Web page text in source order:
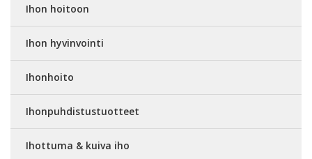
Ihon hoitoon
Ihon hyvinvointi
Ihonhoito
Ihonpuhdistustuotteet
Ihottuma & kuiva iho